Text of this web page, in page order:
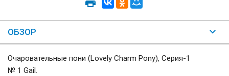
ОБЗОР
Очаровательные пони (Lovely Charm Pony), Серия-1
№ 1 Gail.